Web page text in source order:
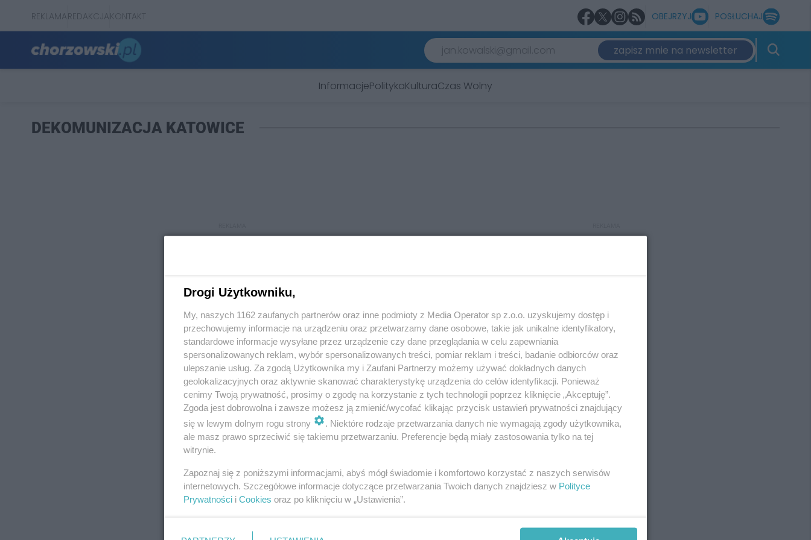
REKLAMAREDAKCJAKONTAKT OBEJRZYJ POSŁUCHAJ
zapisz mnie na newsletter
InformacjePolitykaKulturaCzas Wolny
DEKOMUNIZACJA KATOWICE
REKLAMA REKLAMA
Drogi Użytkowniku,
My, naszych 1162 zaufanych partnerów oraz inne podmioty z Media Operator sp z.o.o. uzyskujemy dostęp i
przechowujemy informacje na urządzeniu oraz przetwarzamy dane osobowe, takie jak unikalne identyfikatory,
standardowe informacje wysyłane przez urządzenie czy dane przeglądania w celu zapewniania
spersonalizowanych reklam, wybór spersonalizowanych treści, pomiar reklam i treści, badanie odbiorców oraz
ulepszanie usług. Za zgodą Użytkownika my i Zaufani Partnerzy możemy używać dokładnych danych
geolokalizacyjnych oraz aktywnie skanować charakterystykę urządzenia do celów identyfikacji. Ponieważ
cenimy Twoją prywatność, prosimy o zgodę na korzystanie z tych technologii poprzez kliknięcie „Akceptuję”.
Zgoda jest dobrowolna i zawsze możesz ją zmienić/wycofać klikając przycisk ustawień prywatności znajdujący
się w lewym dolnym rogu strony
. Niektóre rodzaje przetwarzania danych nie wymagają zgody użytkownika,
ale masz prawo sprzeciwić się takiemu przetwarzaniu. Preferencje będą miały zastosowania tylko na tej
witrynie.
Zapoznaj się z poniższymi informacjami, abyś mógł świadomie i komfortowo korzystać z naszych serwisów
internetowych. Szczegółowe informacje dotyczące przetwarzania Twoich danych znajdziesz w Polityce
Prywatności i Cookies oraz po kliknięciu w „Ustawienia”.